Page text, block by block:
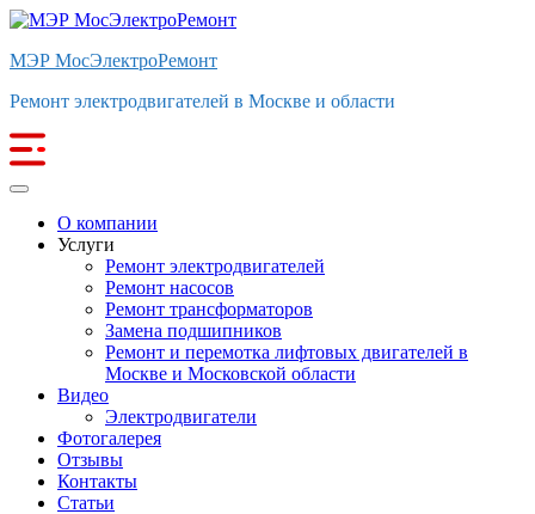
МЭР МосЭлектроРемонт
Ремонт электродвигателей в Москве и области
О компании
Услуги
Ремонт электродвигателей
Ремонт насосов
Ремонт трансформаторов
Замена подшипников
Ремонт и перемотка лифтовых двигателей в
Москве и Московской области
Видео
Электродвигатели
Фотогалерея
Отзывы
Контакты
Статьи